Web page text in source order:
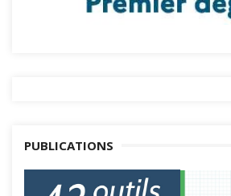
PUBLICATIONS